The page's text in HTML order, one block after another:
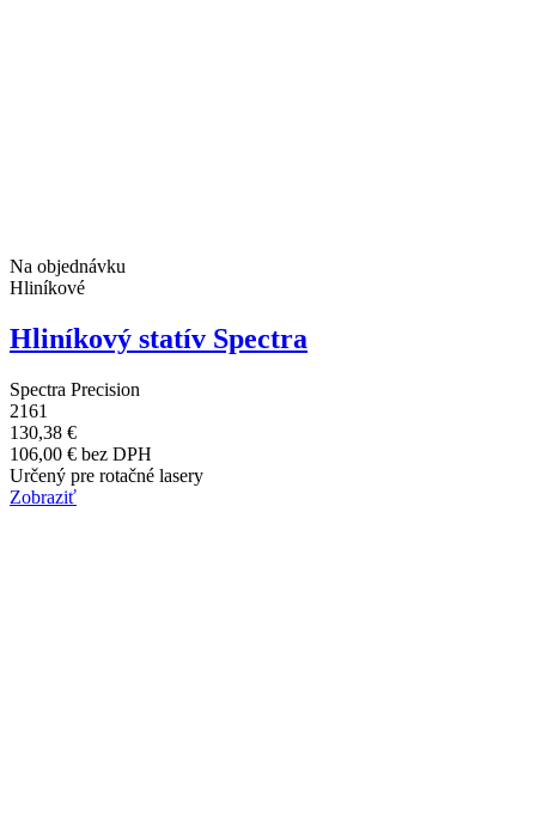
Na objednávku
Hliníkové
Hliníkový statív Spectra
Spectra Precision
2161
130,38 €
106,00 € bez DPH
Určený pre rotačné lasery
Zobraziť